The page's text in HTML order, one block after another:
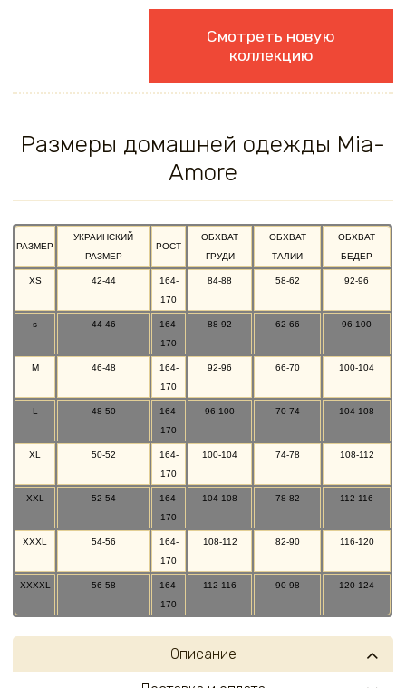
Смотреть новую
коллекцию
Размеры домашней одежды Mia-
Amore
РАЗМЕР
УКРАИНСКИЙ
РАЗМЕР
РОСТ
ОБХВАТ
ГРУДИ
ОБХВАТ
ТАЛИИ
ОБХВАТ
БЕДЕР
XS 42-44
164-
170
84-88 58-62 92-96
s 44-46
164-
170
88-92 62-66 96-100
M 46-48
164-
170
92-96 66-70 100-104
L 48-50
164-
170
96-100 70-74 104-108
XL 50-52
164-
170
100-104 74-78 108-112
XXL 52-54
164-
170
104-108 78-82 112-116
XXXL 54-56
164-
170
108-112 82-90 116-120
XXXXL 56-58
164-
170
112-116 90-98 120-124
Описание